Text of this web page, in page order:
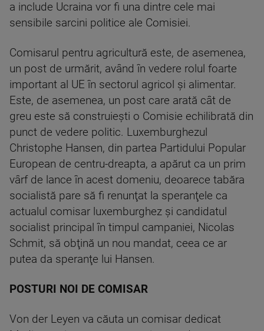
a include Ucraina vor fi una dintre cele mai
sensibile sarcini politice ale Comisiei.
Comisarul pentru agricultură este, de asemenea,
un post de urmărit, având în vedere rolul foarte
important al UE în sectorul agricol şi alimentar.
Este, de asemenea, un post care arată cât de
greu este să construieşti o Comisie echilibrată din
punct de vedere politic. Luxemburghezul
Christophe Hansen, din partea Partidului Popular
European de centru-dreapta, a apărut ca un prim
vârf de lance în acest domeniu, deoarece tabăra
socialistă pare să fi renunţat la speranţele ca
actualul comisar luxemburghez şi candidatul
socialist principal în timpul campaniei, Nicolas
Schmit, să obţină un nou mandat, ceea ce ar
putea da speranţe lui Hansen.
POSTURI NOI DE COMISAR
Von der Leyen va căuta un comisar dedicat